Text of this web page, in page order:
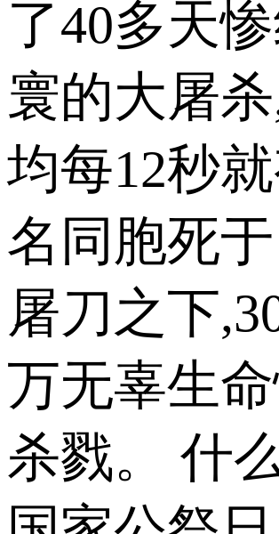
了40多天
寰的大屠
均每12秒
名同胞死
屠刀之下
万无辜生
杀戮。 什